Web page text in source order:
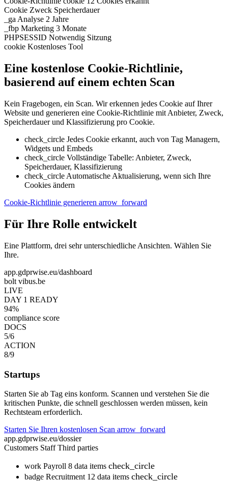
Cookie Zweck Speicherdauer
_ga Analyse 2 Jahre
_fbp Marketing 3 Monate
PHPSESSID Notwendig Sitzung
cookie Kostenloses Tool
Eine kostenlose Cookie-Richtlinie,
basierend auf einem echten Scan
Kein Fragebogen, ein Scan. Wir erkennen jedes Cookie auf Ihrer
Website und generieren eine Cookie-Richtlinie mit Anbieter, Zweck,
Speicherdauer und Klassifizierung pro Cookie.
check_circle Jedes Cookie erkannt, auch von Tag Managern,
Widgets und Embeds
check_circle Vollständige Tabelle: Anbieter, Zweck,
Speicherdauer, Klassifizierung
check_circle Automatische Aktualisierung, wenn sich Ihre
Cookies ändern
Cookie-Richtlinie generieren arrow_forward
Für Ihre Rolle entwickelt
Eine Plattform, drei sehr unterschiedliche Ansichten. Wählen Sie
Ihre.
app.gdprwise.eu/dashboard
bolt vibus.be
LIVE
DAY 1 READY
94%
compliance score
DOCS
5/6
ACTION
8/9
Startups
Starten Sie ab Tag eins konform. Scannen und verstehen Sie die
kritischen Punkte, die schnell geschlossen werden müssen, kein
Rechtsteam erforderlich.
Starten Sie Ihren kostenlosen Scan arrow_forward
app.gdprwise.eu/dossier
Customers Staff Third parties
work Payroll 8 data items check_circle
badge Recruitment 12 data items check_circle